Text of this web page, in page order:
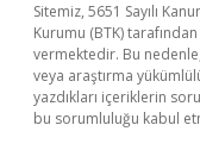
Sitemiz, 5651 Sayılı
Kurumu (BTK)
vermektedir. Bu
veya araştırma
yazdıkları içeriklerin
bu sorumluluğu kabul